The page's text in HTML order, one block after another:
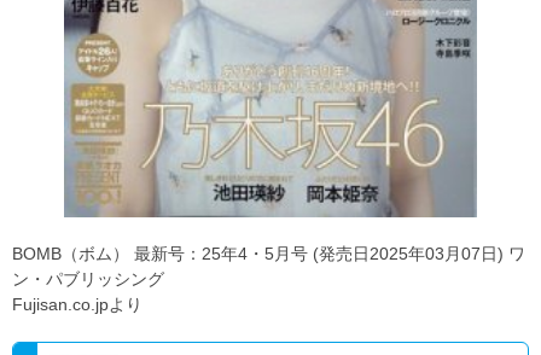
BOMB（ボム） 最新号：25年4・5月号 (発売日2025年03月07日) ワ
ン・パブリッシング
Fujisan.co.jpより